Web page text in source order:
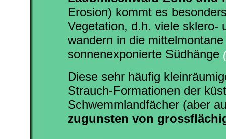
Erosion) kommt es
Vegetation, d.h. viele sklero-
wandern in die
sonnenexponierte Südhänge
Diese sehr häufig
Strauch-Formationen der
Schwemmlandfächer (aber
zugunsten von